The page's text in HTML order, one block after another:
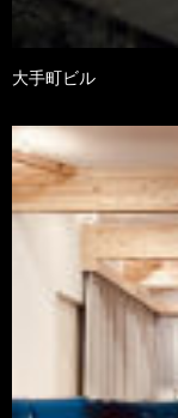
大手町ビル